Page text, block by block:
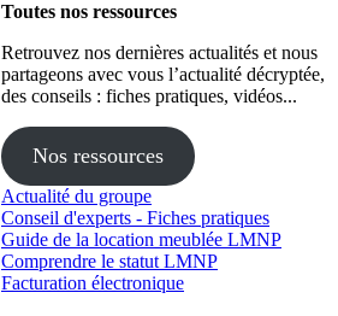
Toutes nos ressources
Retrouvez nos dernières actualités et nous
partageons avec vous l’actualité décryptée,
des conseils : fiches pratiques, vidéos...
Nos ressources
Actualité du groupe
Conseil d'experts - Fiches pratiques
Guide de la location meublée LMNP
Comprendre le statut LMNP
Facturation électronique